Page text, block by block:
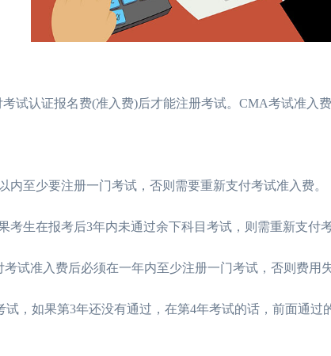
试认证报名费(准入费)后才能注册考试。CMA考试准入
内至少要注册一门考试，否则需要重新支付考试准入费。
考生在报考后3年内未通过余下科目考试，则需重新支付
试准入费后必须在一年内至少注册一门考试，否则费用
，如果第3年还没有通过，在第4年考试的话，前面通过